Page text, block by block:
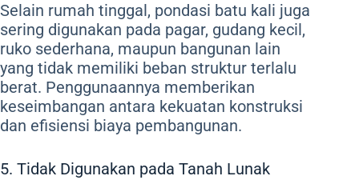
Selain rumah tinggal, pondasi batu kali juga
sering digunakan pada pagar, gudang kecil,
ruko sederhana, maupun bangunan lain
yang tidak memiliki beban struktur terlalu
berat. Penggunaannya memberikan
keseimbangan antara kekuatan konstruksi
dan efisiensi biaya pembangunan.
5. Tidak Digunakan pada Tanah Lunak